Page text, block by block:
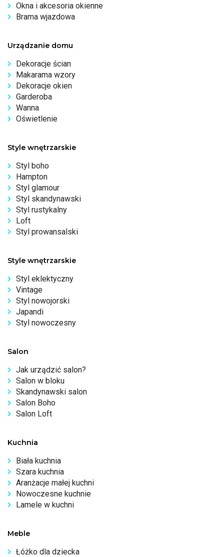
Okna i akcesoria okienne
Brama wjazdowa
Urządzanie domu
Dekoracje ścian
Makarama wzory
Dekoracje okien
Garderoba
Wanna
Oświetlenie
Style wnętrzarskie
Styl boho
Hampton
Styl glamour
Styl skandynawski
Styl rustykalny
Loft
Styl prowansalski
Style wnętrzarskie
Styl eklektyczny
Vintage
Styl nowojorski
Japandi
Styl nowoczesny
Salon
Jak urządzić salon?
Salon w bloku
Skandynawski salon
Salon Boho
Salon Loft
Kuchnia
Biała kuchnia
Szara kuchnia
Aranżacje małej kuchni
Nowoczesne kuchnie
Lamele w kuchni
Meble
Łóżko dla dziecka